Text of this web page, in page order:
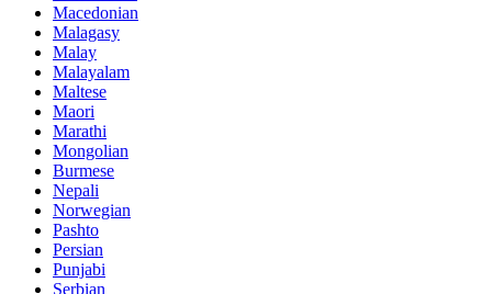
Macedonian
Malagasy
Malay
Malayalam
Maltese
Maori
Marathi
Mongolian
Burmese
Nepali
Norwegian
Pashto
Persian
Punjabi
Serbian